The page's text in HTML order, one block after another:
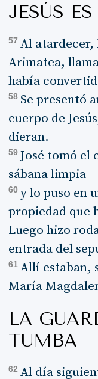
JESÚS
57 Al atardecer,
Arimatea,
había
58 Se presentó
cuerpo de
dieran.
59 José tomó el
sábana limpia
60 y lo puso en
propiedad que
Luego hizo
entrada del
61 Allí estaban,
María
LA
TUMBA
62 Al día